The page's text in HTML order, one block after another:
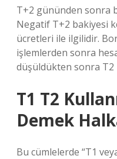
T+2 gününden sonra
Negatif T+2 bakiyesi
ücretleri ile ilgilidir.
işlemlerden sonra
düşüldükten sonra
T1 T2
Demek
Bu cümlelerde “T1